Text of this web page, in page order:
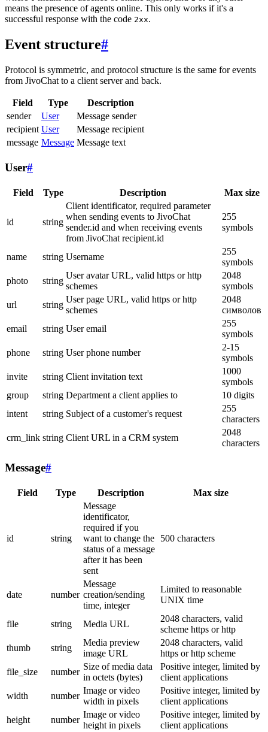
means the presence of agents online. This only works if it's a
successful response with the code 2xx.
Event structure#
Protocol is symmetric, and protocol structure is the same for events
from JivoChat to a client server and back.
Field Type
Description
sender
User
Message sender
recipient User
Message recipient
message Message Message text
User#
Field Type Description Max size
id string
Client identificator, required parameter
when sending events to JivoChat
sender.id and when receiving events
from JivoChat recipient.id
255
symbols
name string Username
255
symbols
photo
string
User avatar URL, valid https or http
schemes
2048
symbols
url
string
User page URL, valid https or http
schemes
2048
символов
email
string User email
255
symbols
phone
string User phone number
2-15
symbols
invite
string Client invitation text
1000
symbols
group
string Department a client applies to
10 digits
intent
string Subject of a customer's request
255
characters
crm_link string Client URL in a CRM system
2048
characters
Message#
Field Type Description Max size
id string
Message
identificator,
required if you
want to change the
status of a message
after it has been
sent
500 characters
date number
Message
creation/sending
time, integer
Limited to reasonable
UNIX time
file string Media URL
2048 characters, valid
scheme https or http
thumb
string
Media preview
image URL
2048 characters, valid
https or http scheme
file_size
number
Size of media data
in octets (bytes)
Positive integer, limited by
client applications
width
number
Image or video
width in pixels
Positive integer, limited by
client applications
height
number
Image or video
height in pixels
Positive integer, limited by
client applications